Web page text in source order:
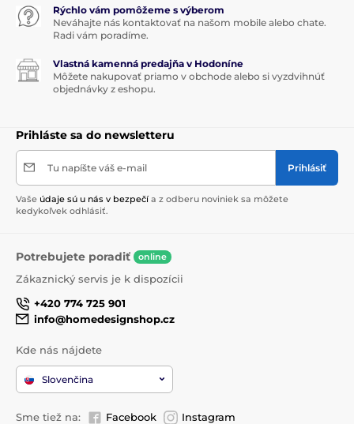
Rýchlo vám pomôžeme s výberom
Neváhajte nás kontaktovať na našom mobile alebo chate.
Radi vám poradíme.
Vlastná kamenná predajňa v Hodoníne
Môžete nakupovať priamo v obchode alebo si vyzdvihnúť
objednávky z eshopu.
Prihláste sa do newsletteru
Tu napíšte váš e-mail Prihlásiť
Vaše údaje sú u nás v bezpečí a z odberu noviniek sa môžete
kedykoľvek odhlásiť.
Potrebujete poradiť online
Zákaznický servis je k dispozícii
+420 774 725 901
info@homedesignshop.cz
Kde nás nájdete
Slovenčina
Sme tiež na: Facebook Instagram